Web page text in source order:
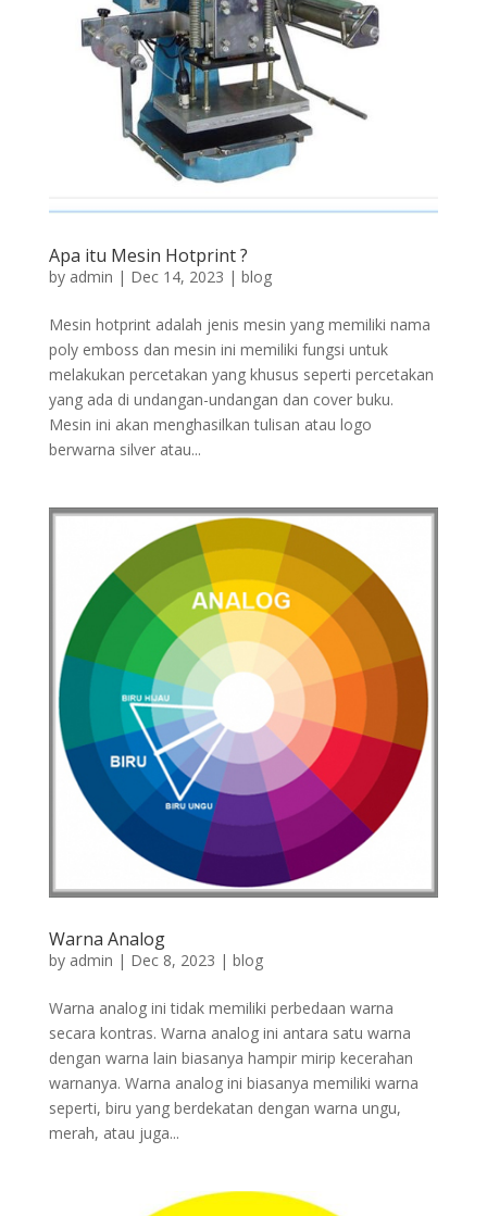
Apa itu Mesin Hotprint ?
by admin | Dec 14, 2023 | blog
Mesin hotprint adalah jenis mesin yang memiliki nama
poly emboss dan mesin ini memiliki fungsi untuk
melakukan percetakan yang khusus seperti percetakan
yang ada di undangan-undangan dan cover buku.
Mesin ini akan menghasilkan tulisan atau logo
berwarna silver atau...
Warna Analog
by admin | Dec 8, 2023 | blog
Warna analog ini tidak memiliki perbedaan warna
secara kontras. Warna analog ini antara satu warna
dengan warna lain biasanya hampir mirip kecerahan
warnanya. Warna analog ini biasanya memiliki warna
seperti, biru yang berdekatan dengan warna ungu,
merah, atau juga...